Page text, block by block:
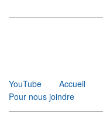
YouTube
Accueil
Pour nous joindre